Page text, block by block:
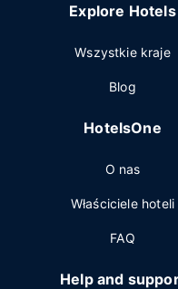
Explore Hotels
Wszystkie kraje
Blog
HotelsOne
O nas
Właściciele hoteli
FAQ
Help and